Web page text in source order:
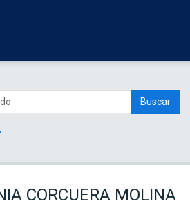
Buscar
CORCUERA MOLINA